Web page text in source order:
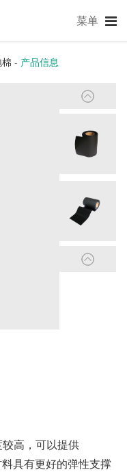
菜单
- 产品信息
高，可以提供
具有更好的弹性支撑